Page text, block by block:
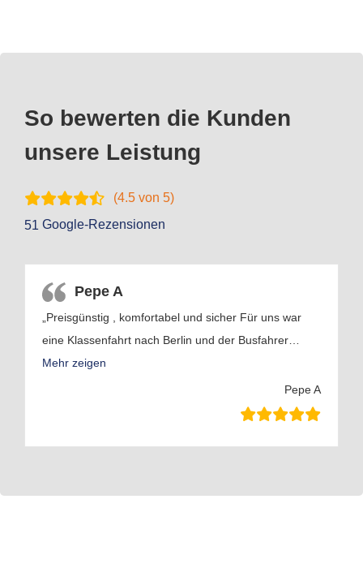
So bewerten die Kunden
unsere Leistung
(4.5 von 5)
51 Google-Rezensionen
Pepe A
„Preisgünstig , komfortabel und sicher Für uns war
eine Klassenfahrt nach Berlin und der Busfahrer
Mehr zeigen
Pepe A